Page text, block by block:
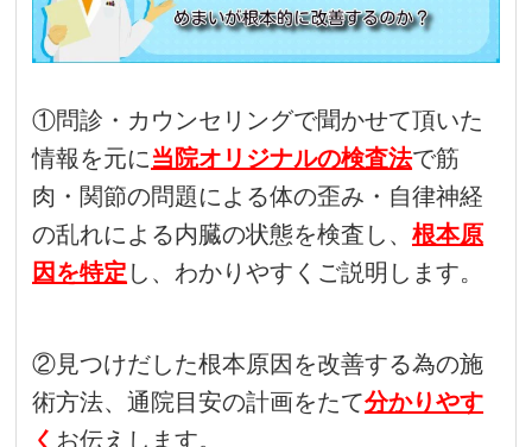
①問診・カウンセリングで聞かせて頂いた
情報を元に当院オリジナルの検査法で筋
肉・関節の問題による体の歪み・自律神経
の乱れによる内臓の状態を検査し、根本原
因を特定 し、わかりやすくご説明します。
②見つけだした根本原因を改善する為の施
術方法、通院目安の計画をたて分かりやす
く お伝えします。